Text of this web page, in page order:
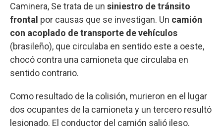
Caminera, Se trata de un siniestro de tránsito
frontal por causas que se investigan. Un camión
con acoplado de transporte de vehículos
(brasileño), que circulaba en sentido este a oeste,
chocó contra una camioneta que circulaba en
sentido contrario.
Como resultado de la colisión, murieron en el lugar
dos ocupantes de la camioneta y un tercero resultó
lesionado. El conductor del camión salió ileso.